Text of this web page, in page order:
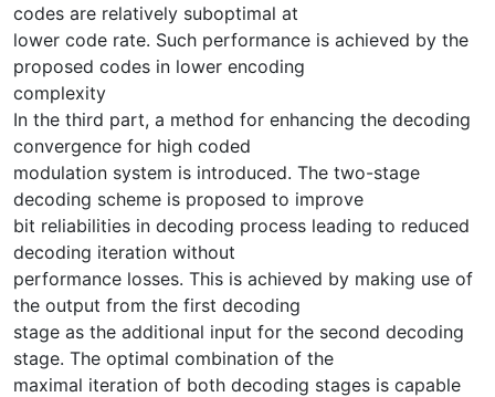
codes are relatively suboptimal at
lower code rate. Such performance is achieved by the
proposed codes in lower encoding
complexity
In the third part, a method for enhancing the decoding
convergence for high coded
modulation system is introduced. The two-stage
decoding scheme is proposed to improve
bit reliabilities in decoding process leading to reduced
decoding iteration without
performance losses. This is achieved by making use of
the output from the first decoding
stage as the additional input for the second decoding
stage. The optimal combination of the
maximal iteration of both decoding stages is capable